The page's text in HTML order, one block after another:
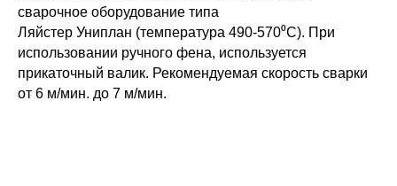
сварочное оборудование типа
Ляйстер Униплан (температура 490-570⁰С). При
использовании ручного фена, используется
прикаточный валик. Рекомендуемая скорость сварки
от 6 м/мин. до 7 м/мин.